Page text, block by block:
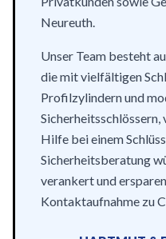
Neureuth.
Unser Team besteht
die mit vielfältigen
Profilzylindern und
Sicherheitsschlössern,
Hilfe bei einem
Sicherheitsberatung
verankert und
Kontaktaufnahme zu